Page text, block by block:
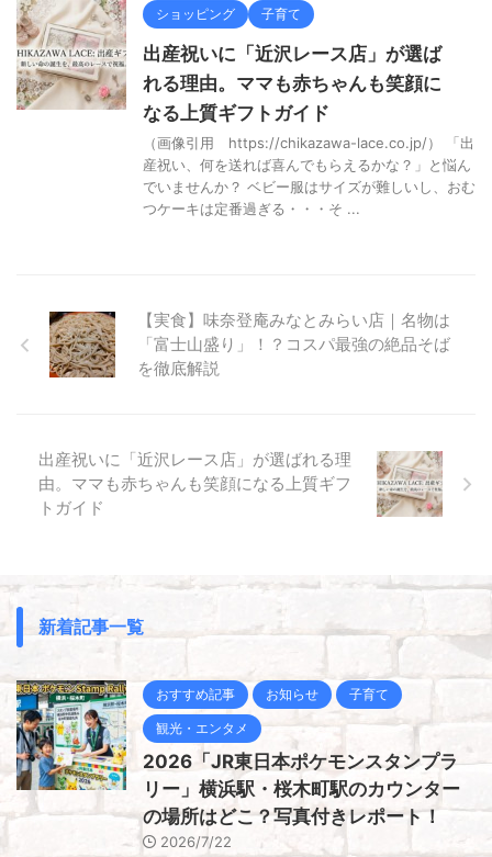
ショッピング 子育て
出産祝いに「近沢レース店」が選ば
れる理由。ママも赤ちゃんも笑顔に
なる上質ギフトガイド
（画像引用 https://chikazawa-lace.co.jp/） 「出
産祝い、何を送れば喜んでもらえるかな？」と悩ん
でいませんか？ ベビー服はサイズが難しいし、おむ
つケーキは定番過ぎる・・・そ ...
【実食】味奈登庵みなとみらい店｜名物は
「富士山盛り」！？コスパ最強の絶品そば
を徹底解説
出産祝いに「近沢レース店」が選ばれる理
由。ママも赤ちゃんも笑顔になる上質ギフ
トガイド
新着記事一覧
おすすめ記事 お知らせ 子育て
観光・エンタメ
2026「JR東日本ポケモンスタンプラ
リー」横浜駅・桜木町駅のカウンター
の場所はどこ？写真付きレポート！
2026/7/22